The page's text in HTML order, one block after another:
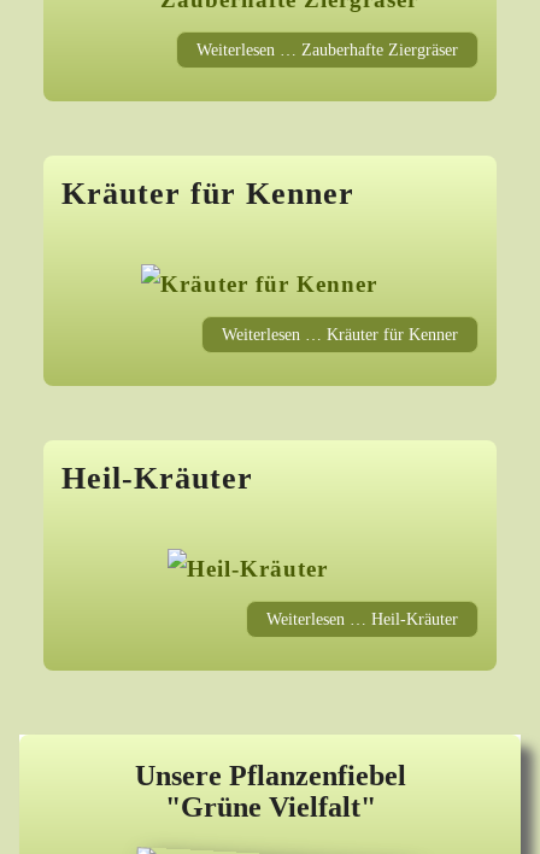
Unsere Pflanzenfiebel
"Grüne Vielfalt"
Weiterlesen … Zauberhafte Ziergräser
Kräuter für Kenner
Weiterlesen … Kräuter für Kenner
Heil-Kräuter
Weiterlesen … Heil-Kräuter